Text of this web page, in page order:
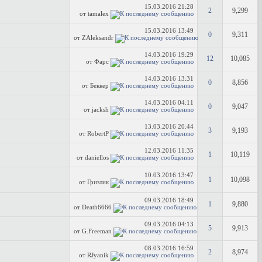
15.03.2016 21:28
от tamalex
2 9,299
15.03.2016 13:49
от ZAleksandr
0 9,311
14.03.2016 19:29
от Фарс
12 10,085
14.03.2016 13:31
от Беккер
0 8,856
14.03.2016 04:11
от jacksh
0 9,047
13.03.2016 20:44
от RobertP
3 9,193
12.03.2016 11:35
от daniellos
1 10,119
10.03.2016 13:47
от Гризлик
1 10,098
09.03.2016 18:49
от Death6666
1 9,880
09.03.2016 04:13
от G.Freeman
5 9,913
08.03.2016 16:59
от RJyanik
2 8,974